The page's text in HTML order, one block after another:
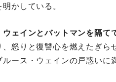
かしている。
ウェインとバットマンを隔て
、怒りと復讐心を燃えたぎら
ース・ウェインの戸惑いに